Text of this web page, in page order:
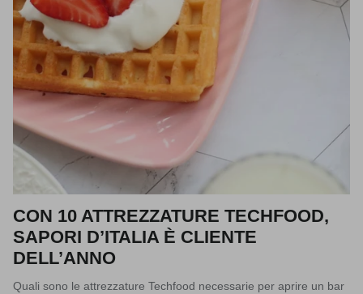
CON 10 ATTREZZATURE TECHFOOD,
SAPORI D’ITALIA È CLIENTE
DELL’ANNO
Quali sono le attrezzature Techfood necessarie per aprire un bar